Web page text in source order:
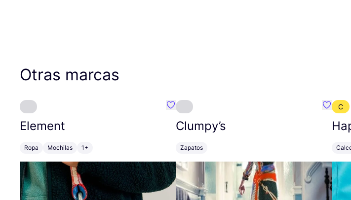
Otras marcas
Element
Ropa Mochilas 1+
Favoritos {nombre}
Clumpy’s
Zapatos
C